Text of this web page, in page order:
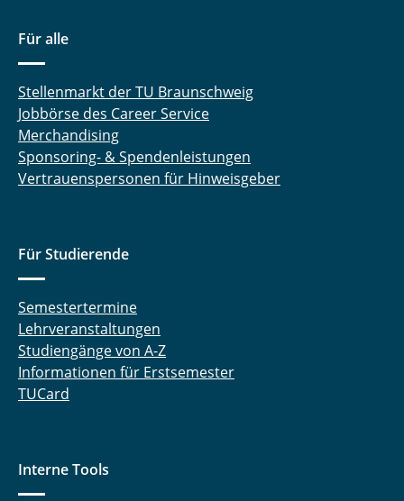
Für alle
Stellenmarkt der TU Braunschweig
Jobbörse des Career Service
Merchandising
Sponsoring- & Spendenleistungen
Vertrauenspersonen für Hinweisgeber
Für Studierende
Semestertermine
Lehrveranstaltungen
Studiengänge von A-Z
Informationen für Erstsemester
TUCard
Interne Tools